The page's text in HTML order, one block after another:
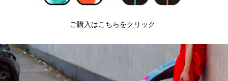
ご購入はこちらをクリック